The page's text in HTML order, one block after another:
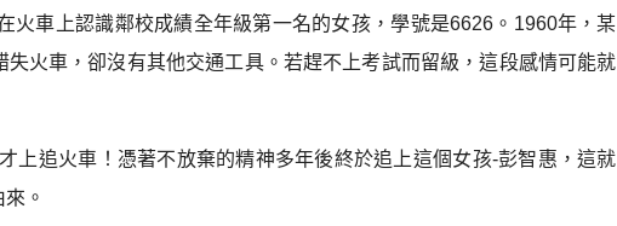
火車上認識鄰校成績全年級第一名的女孩，學號是6626。1960年，某
火車，卻沒有其他交通工具。若趕不上考試而留級，這段感情可能就
上追火車！ 憑著不放棄的精神多年後終於追上這個女孩-彭智惠 ，這就
。